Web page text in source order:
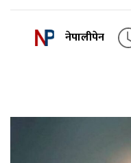
नेपालीपेन